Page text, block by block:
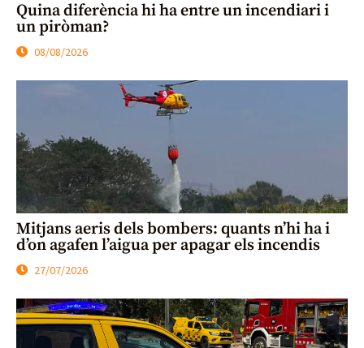
Quina diferència hi ha entre un incendiari i
un piròman?
08/08/2026
Mitjans aeris dels bombers: quants n’hi ha i
d’on agafen l’aigua per apagar els incendis
27/07/2026